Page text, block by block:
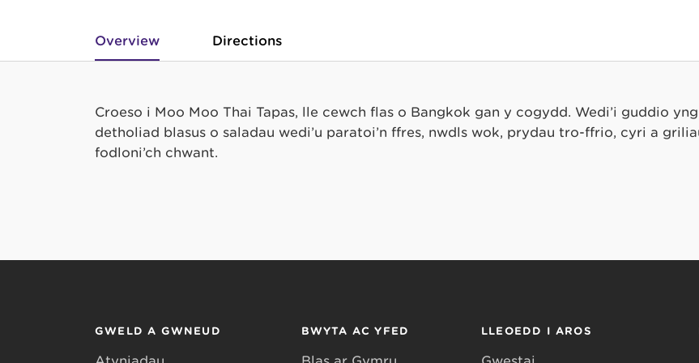
Overview Directions
Croeso i Moo Moo Thai Tapas, lle cewch flas o Bangkok gan y cogydd. Wedi’i guddio
detholiad blasus o saladau wedi’u paratoi’n ffres, nwdls wok, prydau tro-ffrio, cyri a
fodloni’ch chwant.
GWELD A GWNEUD BWYTA AC YFED LLEOEDD I AROS